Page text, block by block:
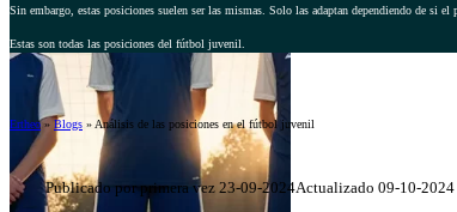
Sin embargo, estas posiciones suelen ser las mismas. Solo las adaptan dependiendo de si
Estas son todas las posiciones del fútbol juvenil.
Ertheo» Blogs » Análisis de las posiciones en el fútbol juvenil
Publicado por primera vez 23-09-2024Actualizado 09-10-2024